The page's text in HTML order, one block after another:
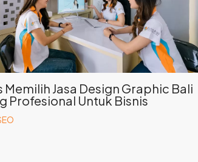
Memilih Jasa Design Graphic Bali
Profesional Untuk Bisnis